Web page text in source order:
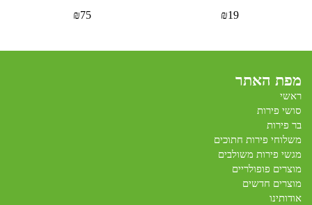
₪19
₪75
מפת האתר
ראשי
סושי פירות
בר פירות
משלוחי פירות חתוכים
מגשי פירות משולבים
מוצרים פופולריים
מוצרים חדשים
אודותינו